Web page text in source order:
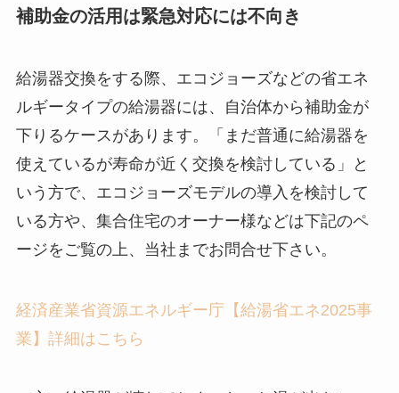
補助金の活用は緊急対応には不向き
給湯器交換をする際、エコジョーズなどの省エネ
ルギータイプの給湯器には、自治体から補助金が
下りるケースがあります。「まだ普通に給湯器を
使えているが寿命が近く交換を検討している」と
いう方で、エコジョーズモデルの導入を検討して
いる方や、集合住宅のオーナー様などは下記のペ
ージをご覧の上、当社までお問合せ下さい。
経済産業省資源エネルギー庁【給湯省エネ2025事
業】詳細はこちら